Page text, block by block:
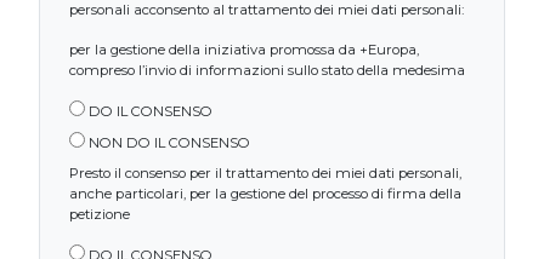
personali acconsento al trattamento dei miei dati personali:
per la gestione della iniziativa promossa da +Europa,
compreso l’invio di informazioni sullo stato della medesima
DO IL CONSENSO
NON DO IL CONSENSO
Presto il consenso per il trattamento dei miei dati personali,
anche particolari, per la gestione del processo di firma della
petizione
DO IL CONSENSO